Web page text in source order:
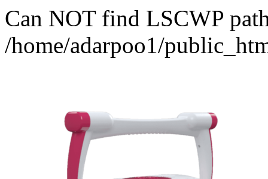
Can NOT find LSCWP
/home/adarpoo1/